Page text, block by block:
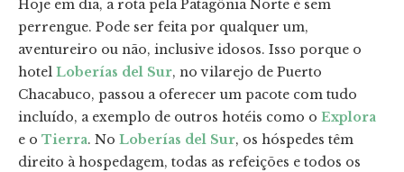
Hoje em dia, a rota pela Patagônia Norte é sem
perrengue. Pode ser feita por qualquer um,
aventureiro ou não, inclusive idosos. Isso porque o
hotel Loberías del Sur, no vilarejo de Puerto
Chacabuco, passou a oferecer um pacote com tudo
incluído, a exemplo de outros hotéis como o Explora
e o Tierra. No Loberías del Sur, os hóspedes têm
direito à hospedagem, todas as refeições e todos os